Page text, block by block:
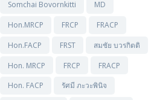
Somchai Bovornkitti
MD
Hon.MRCP
FRCP
FRACP
Hon.FACP
FRST
สมชัย บวรกิตติ
Hon. MRCP
FRCP
FRACP
Hon. FACP
รัศมี ภะวะพินิจ